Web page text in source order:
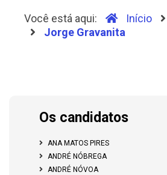
Você está aqui: Início
Jorge Gravanita
Os candidatos
ANA MATOS PIRES
ANDRÉ NÓBREGA
ANDRÉ NÓVOA